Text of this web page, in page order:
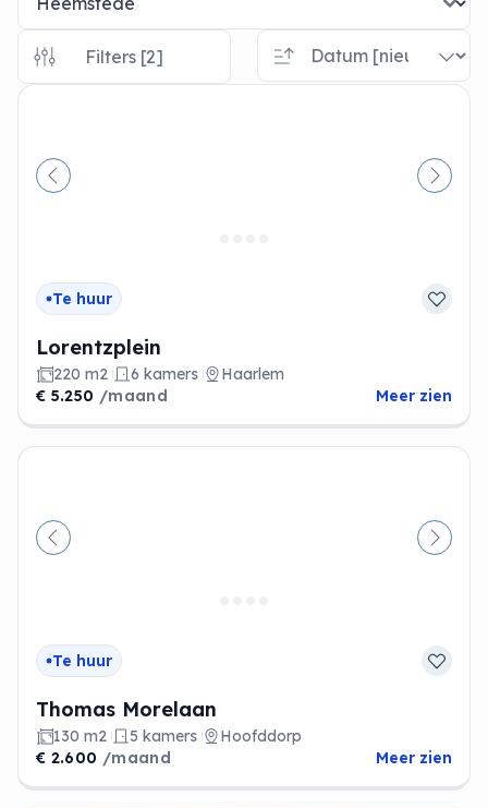
Filters [2]
Vorige
Te huur
Lorentzplein
220 m2 6 kamers
Haarlem
€ 5.250 /maand Meer zien
Vorige
Te huur
Thomas Morelaan
130 m2 5 kamers
Hoofddorp
€ 2.600 /maand Meer zien